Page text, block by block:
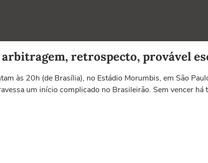
retrospecto, provável
às 20h (de Brasília), no Estádio Morumbis, em São
um início complicado no Brasileirão. Sem vencer